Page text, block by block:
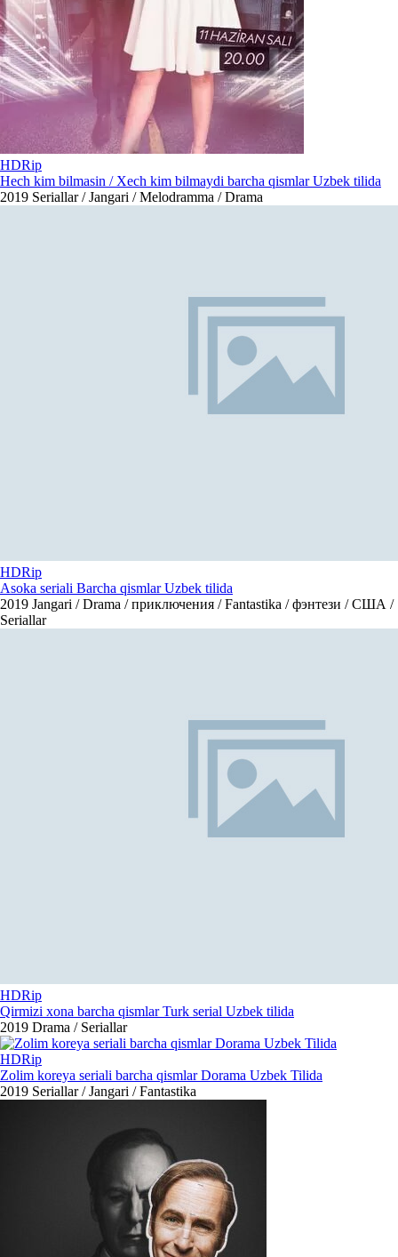
HDRip
Hech kim bilmasin / Xech kim bilmaydi barcha qismlar Uzbek tilida
2019 Seriallar / Jangari / Melodramma / Drama
HDRip
Asoka seriali Barcha qismlar Uzbek tilida
2019 Jangari / Drama / приключения / Fantastika / фэнтези / США /
Seriallar
HDRip
Qirmizi xona barcha qismlar Turk serial Uzbek tilida
2019 Drama / Seriallar
HDRip
Zolim koreya seriali barcha qismlar Dorama Uzbek Tilida
2019 Seriallar / Jangari / Fantastika